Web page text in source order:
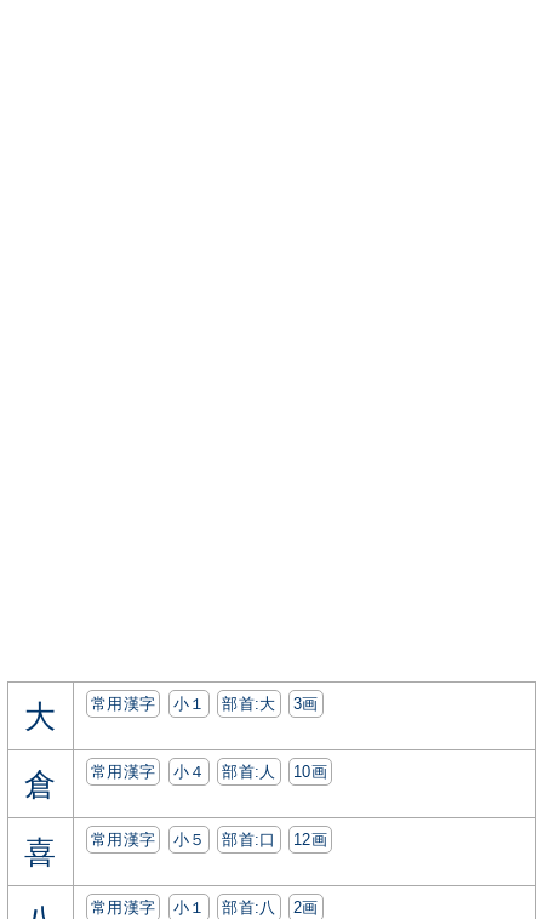
大 常用漢字 小１ 部首:⼤ 3画
倉 常用漢字 小４ 部首:⼈ 10画
喜 常用漢字 小５ 部首:⼝ 12画
常用漢字 小１ 部首:⼋ 2画